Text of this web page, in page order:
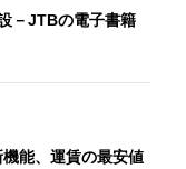
－JTBの電子書籍
能、運賃の最安値